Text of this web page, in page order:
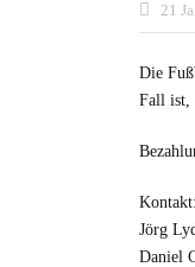
21
Die
Fall ist,
Kontakt:
Jörg
Daniel